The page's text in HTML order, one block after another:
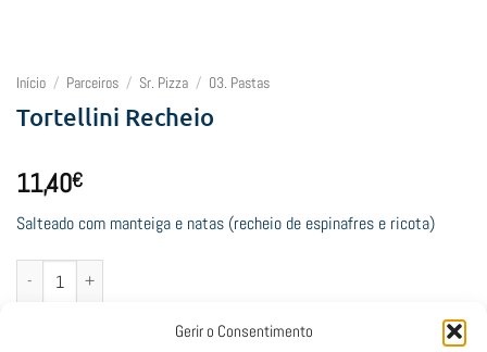
Gerir o Consentimento
Início / Parceiros / Sr. Pizza / 03. Pastas
Tortellini Recheio
11,40€
Salteado com manteiga e natas (recheio de espinafres e ricota)
Quantidade de Tortellini Recheio
Adicionar